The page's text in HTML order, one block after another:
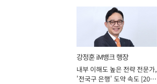
강정훈 iM뱅크 행장
내부 이해도 높은 전략 전문가,
'전국구 은행' 도약 속도 [2026